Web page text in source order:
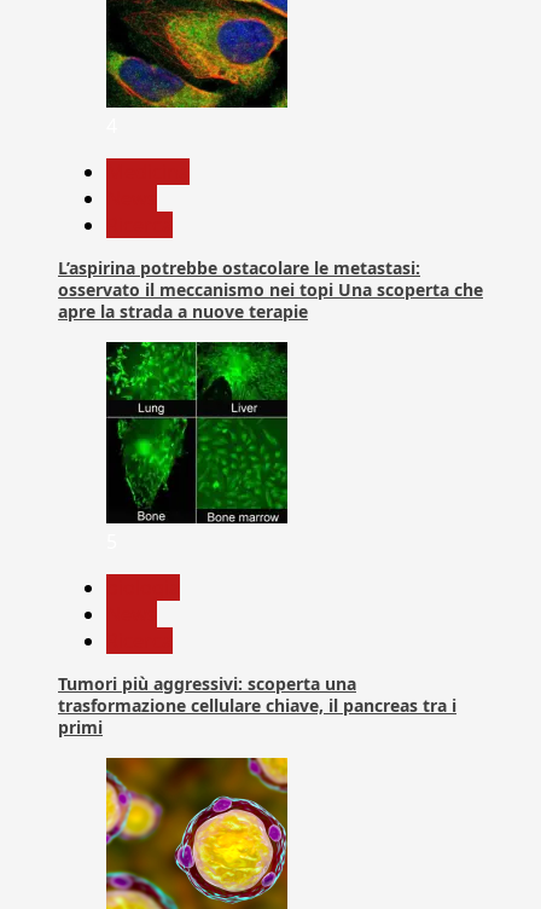
L’aspirina potrebbe ostacolare le metastasi:
osservato il meccanismo nei topi Una scoperta che
apre la strada a nuove terapie
Tumori più aggressivi: scoperta una
trasformazione cellulare chiave, il pancreas tra i
primi